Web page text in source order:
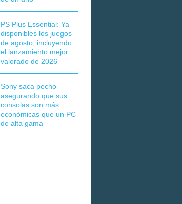
PS Plus Essential: Ya
disponibles los juegos
de agosto, incluyendo
el lanzamiento mejor
valorado de 2026
Sony saca pecho
asegurando que sus
consolas son más
económicas que un PC
de alta gama